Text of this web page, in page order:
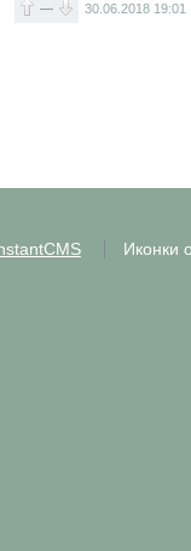
— 30.06.2018 19:01
Иконки